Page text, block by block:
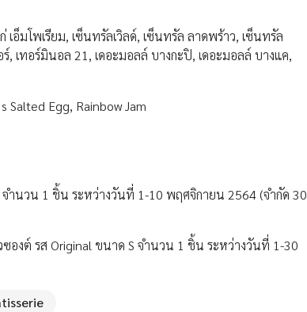
อ็มโพเรียม, เซ็นทรัลเวิลด์, เซ็นทรัล ลาดพร้าว, เซ็นทรัล
, เทอร์มินอล 21, เดอะมอลล์ บางกะปิ, เดอะมอลล์ บางแค,
Salted Egg, Rainbow Jam
ำนวน 1 ชิ้น ระหว่างวันที่ 1-10 พฤศจิกายน 2564 (จำกัด 30
องต์ รส Original ขนาด S จำนวน 1 ชิ้น ระหว่างวันที่ 1-30